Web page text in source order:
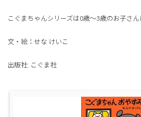
こぐまちゃんシリーズは0歳～3歳のお子さん
文・絵：せな けいこ
出版社: こぐま社